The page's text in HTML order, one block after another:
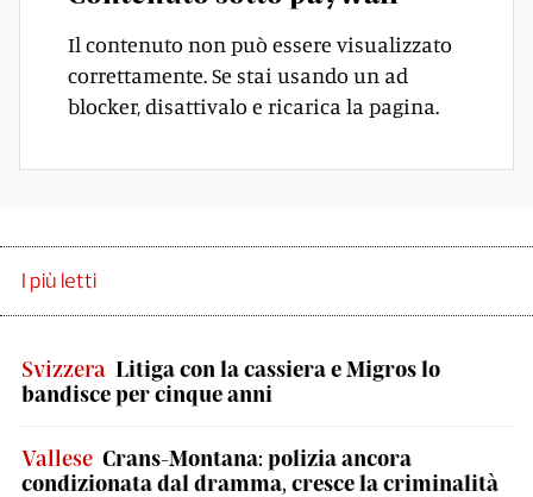
Il contenuto non può essere visualizzato
correttamente. Se stai usando un ad
blocker, disattivalo e ricarica la pagina.
I più letti
Svizzera Litiga con la cassiera e Migros lo
bandisce per cinque anni
Vallese Crans-Montana: polizia ancora
condizionata dal dramma, cresce la criminalità